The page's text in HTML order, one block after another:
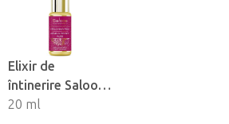
Elixir de
întinerire Saloos
100% Ulei
20 ml